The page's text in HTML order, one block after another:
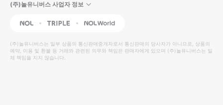
높
은
순
사
동
영
상
(주)놀유니버스 사업자 정보
NOL Triple Interpark Global
(주)놀유니버스는 일부 상품의 통신판매중개자로서 통신판매의 당사자가 아니므로, 상품의
예약, 이용 및 환불 등 거래와 관련된 의무와 책임은 판매자에게 있으며 (주)놀유니버스는 일
체 책임을 지지 않습니다.